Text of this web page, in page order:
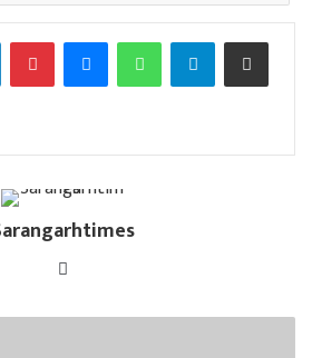
LinkedInPinterestMessengerWhatsAppTelegramShare via Email
Website